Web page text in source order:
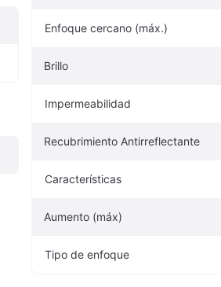
Enfoque cercano (máx.)
Brillo
Impermeabilidad
Recubrimiento Antirreflectante
Características
Aumento (máx)
Tipo de enfoque